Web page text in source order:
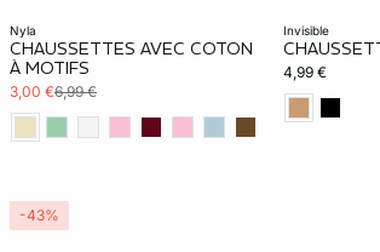
nyla
CHAUSSETTES AVEC COTON
À MOTIFS
3,00 €6,99 €
invisible
4,99 €
-43%